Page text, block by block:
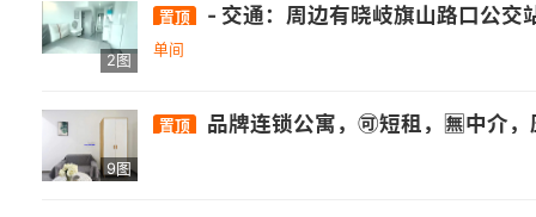
2图
置顶 - 交通：周边有晓岐旗山路口公交站，距326路、350路公
单间
9图
置顶 品牌连锁公寓，🉑短租，🈚️中介，压一付一，整租 免费自习室、